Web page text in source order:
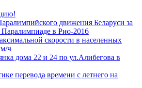
движения Беларуси за
в Рио-2016
скорости в населенных
ч
дома 22 и 24 по ул.Алибегова в
перевода времени с летнего на